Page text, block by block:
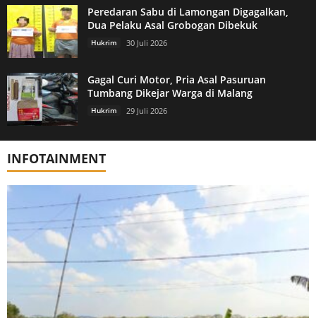
Peredaran Sabu di Lamongan Digagalkan,
Dua Pelaku Asal Grobogan Dibekuk
Hukrim 30 Juli 2026
Gagal Curi Motor, Pria Asal Pasuruan
Tumbang Dikejar Warga di Malang
Hukrim 29 Juli 2026
INFOTAINMENT